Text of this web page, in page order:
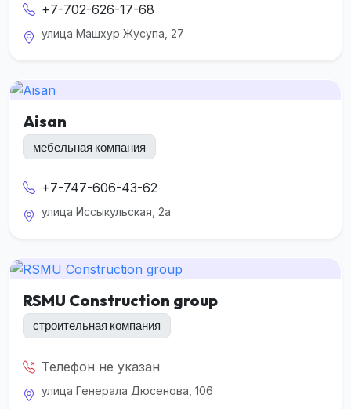
+7-702-626-17-68
улица Машхур Жусупа , 27
Aisan
мебельная компания
+7-747-606-43-62
улица Иссыкульская, 2а
RSMU Construction group
строительная компания
Телефон не указан
улица Генерала Дюсенова, 106